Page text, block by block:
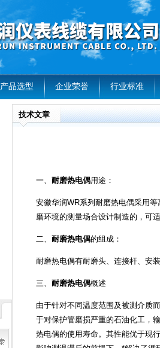
产品选型 企业荣誉 行业标准
技术文章
一、 耐磨热电偶用途：
安徽华润WR系列耐磨热电偶采用
磨环境的测量场合设计制造的，可
二、 耐磨热电偶的组成：
耐磨热电偶有耐磨头、连接杆、安
三、 耐磨热电偶概述
由于针对不同温度范围及被测介质
于对保护管磨损严重的石油化工，
热电偶的使用寿命。其性能优于现